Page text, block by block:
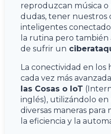
reproduzcan música
dudas, tener nuestros
inteligentes
la rutina pero
de sufrir un
La conectividad en los
cada vez más
las Cosas o IoT
inglés), utilizándolo
diversas maneras para
la eficiencia y la